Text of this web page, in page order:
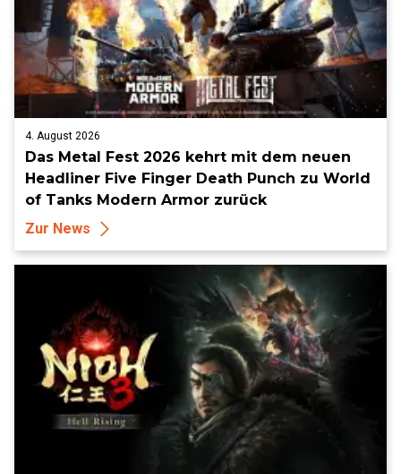
4. August 2026
Das Metal Fest 2026 kehrt mit dem neuen
Headliner Five Finger Death Punch zu World
of Tanks Modern Armor zurück
Zur News